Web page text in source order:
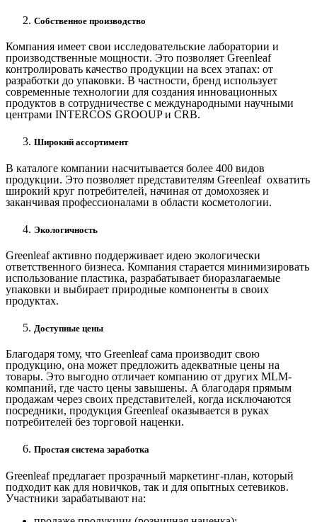
Собственное производство
Компания имеет свои исследовательские лаборатории и
производственные мощности. Это позволяет Greenleaf
контролировать качество продукции на всех этапах: от
разработки до упаковки. В частности, бренд использует
современные технологии для создания инновационных
продуктов в сотрудничестве с международными научными
центрами INTERCOS GROOUP и CRB.
Широкий ассортимент
В каталоге компании насчитывается более 400 видов
продукции. Это позволяет представителям Greenleaf охватить
широкий круг потребителей, начиная от домохозяек и
заканчивая профессионалами в области косметологии.
Экологичность
Greenleaf активно поддерживает идею экологически
ответственного бизнеса. Компания старается минимизировать
использование пластика, разрабатывает биоразлагаемые
упаковки и выбирает природные компоненты в своих
продуктах.
Доступные цены
Благодаря тому, что Greenleaf сама производит свою
продукцию, она может предложить адекватные цены на
товары. Это выгодно отличает компанию от других MLM-
компаний, где часто цены завышены. А благодаря прямым
продажам через своих представителей, когда исключаются
посредники, продукция Greenleaf оказывается в руках
потребителей без торговой наценки.
Простая система заработка
Greenleaf предлагает прозрачный маркетинг-план, который
подходит как для новичков, так и для опытных сетевиков.
Участники зарабатывают на: